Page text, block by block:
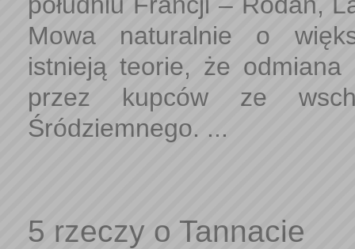
Mowa naturalnie o
istnieją teorie, że odmiana
przez kupców ze
Śródziemnego. ...
5 rzeczy o Tannacie